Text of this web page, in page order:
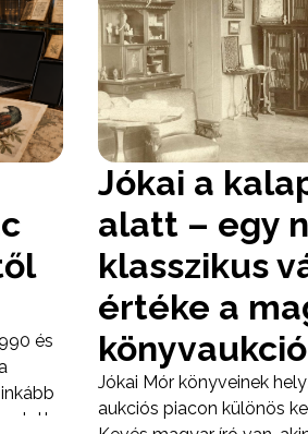
és
lett.
Jókai a
alatt – egy
klasszikus
értéke a
Jókai Mór könyveinek
aukciós piacon különös